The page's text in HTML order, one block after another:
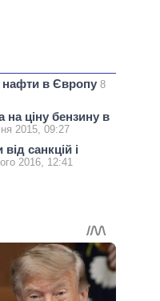
нафти в Європу 8
на ціну бензину в
2015, 09:27
санкцій і
2016, 12:41